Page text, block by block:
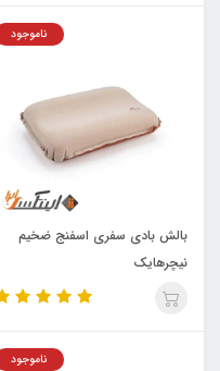
ناموجود
بالش بادی سفری اسفنج ضخیم
نیچرهایک
ناموجود